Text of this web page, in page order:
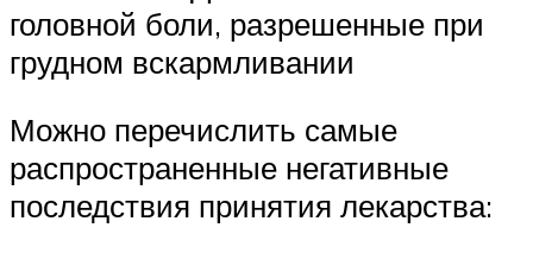
головной боли, разрешенные при
грудном вскармливании
Можно перечислить самые
распространенные негативные
последствия принятия лекарства: